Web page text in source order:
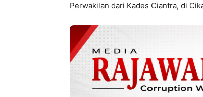
Perwakilan dari Kades Ciantra, di